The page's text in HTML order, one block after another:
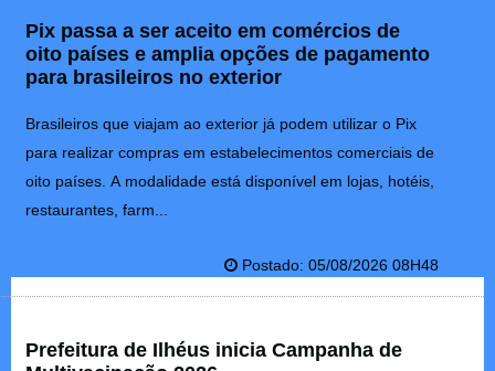
Pix passa a ser aceito em comércios de
oito países e amplia opções de pagamento
para brasileiros no exterior
Brasileiros que viajam ao exterior já podem utilizar o Pix
para realizar compras em estabelecimentos comerciais de
oito países. A modalidade está disponível em lojas, hotéis,
restaurantes, farm...
Postado: 05/08/2026 08H48
Prefeitura de Ilhéus inicia Campanha de